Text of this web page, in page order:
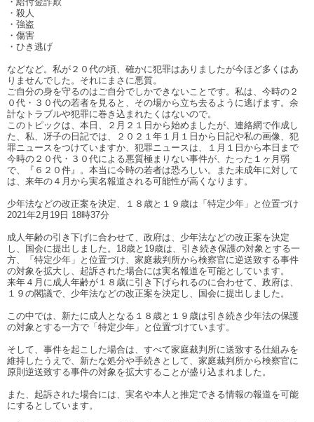
・殺人
・強盗
・傷害
・ひき逃げ
などなど。私が２０代の頃、確かに犯罪はありましたが今ほど多くはあ
りませんでした。それにまさに悪質。
ご自分の身を守るのはご自分でしかできないことです。私は、今時の２
０代・３０代の若者を見ると、その場から立ち去るように逃げます。余
計なトラブルや犯罪に巻き込まれたくはないので。
このトピックは、本日、２月２１日から始めましたが、連絡網で作成し
た、私、冴子の日記では、２０２１年１月１日から日記や私の画像、犯
罪ニュースをつけていますか、犯罪ニュースは、１月１日から本日まで
今時の２０代・３０代による悪質極まりない事件が、たった１ヶ月弱
で、『６２０件』。本当に今時の若者は恐ろしい。また未成年に対して
は、来年の４月から実名報道される可能性が高くなります。
少年法などの改正案を決定、１８歳と１９歳は「特定少年」と位置づけ
2021年2月19日 18時37分
成人年齢の引き下げに合わせて、政府は、少年法などの改正案を決定
し、国会に提出しました。18歳と19歳は、引き続き保護の対象とする一
方、「特定少年」と位置づけ、家庭裁判所から検察官に逆送致する事件
の対象を拡大し、起訴された場合には実名報道を可能としています。
来年４月に成人年齢が１８歳に引き下げられるのに合わせて、政府は、
１９の閣議で、少年法などの改正案を決定し、国会に提出しました。
この中では、新たに成人となる１８歳と１９歳は引き続き少年法の保護
の対象とする一方で「特定少年」と位置づけています。
そして、事件を起こした場合は、すべて家庭裁判所に送致する仕組みを
維持したうえで、新たな処分や手続きとして、家庭裁判所から検察官に
原則逆送致する事件の対象を拡大することが盛り込まれました。
また、起訴された場合には、実名や本人と推定できる情報の報道を可能
にするとしています。